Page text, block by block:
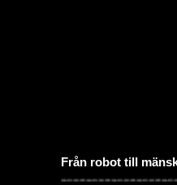
Från robot till